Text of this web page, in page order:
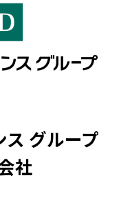
グループ
社